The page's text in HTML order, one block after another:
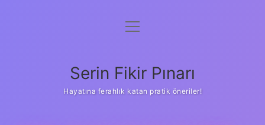
Gizlilik Politikası
Yasal Uyarı
menüyü
Serin Fikir Pınarı
Hayatına ferahlık katan pratik öneriler!